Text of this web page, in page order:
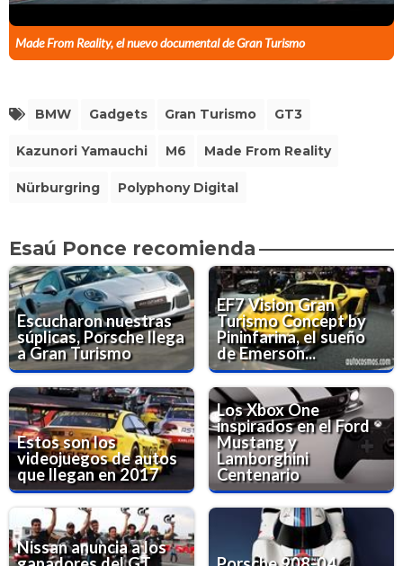
Made From Reality, el nuevo documental de Gran Turismo
BMW Gadgets Gran Turismo GT3
Kazunori Yamauchi M6 Made From Reality
Nürburgring Polyphony Digital
Esaú Ponce recomienda
Escucharon nuestras
súplicas, Porsche llega
a Gran Turismo
EF7 Vision Gran
Turismo Concept by
Pininfarina, el sueño
de Emerson...
Estos son los
videojuegos de autos
que llegan en 2017
Los Xbox One
inspirados en el Ford
Mustang y
Lamborghini
Centenario
Nissan anuncia a los